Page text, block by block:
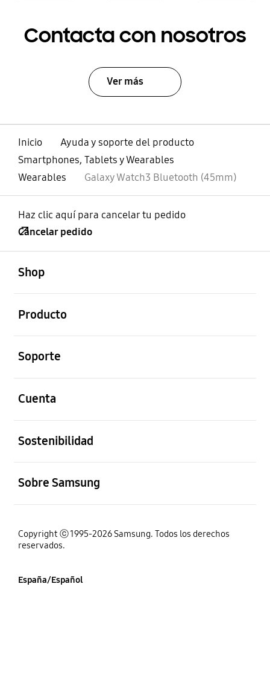
Contacta con nosotros
Ver más
Inicio
Ayuda y soporte del producto
Smartphones, Tablets y Wearables
Wearables
Galaxy Watch3 Bluetooth (45mm)
Haz clic aquí para cancelar tu pedido
Cancelar pedido
Shop
Producto
Soporte
Cuenta
Sostenibilidad
Sobre Samsung
Copyright ⓒ 1995-2026 Samsung. Todos los derechos
reservados.
España/Español